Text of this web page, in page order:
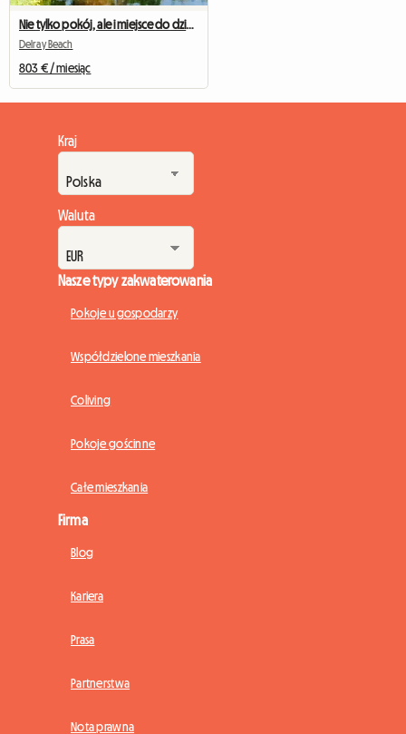
Nie tylko pokój, ale i miejsce do dzielenia się swoim domem!
Delray Beach
803 € / miesiąc
Kraj
Waluta
Nasze typy zakwaterowania
Pokoje u gospodarzy
Współdzielone mieszkania
Coliving
Pokoje gościnne
Całe mieszkania
Firma
Blog
Kariera
Prasa
Partnerstwa
Nota prawna